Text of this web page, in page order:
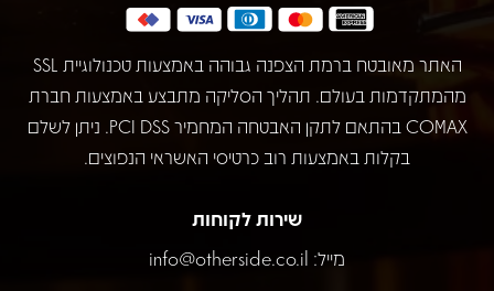
האתר מאובטח ברמת הצפנה גבוהה באמצעות טכנולוגיית SSL
מהמתקדמות בעולם. תהליך הסליקה מתבצע באמצעות חברת
COMAX בהתאם לתקן האבטחה המחמיר PCI DSS. ניתן לשלם
בקלות באמצעות רוב כרטיסי האשראי הנפוצים.
שירות לקוחות
מייל: info@otherside.co.il